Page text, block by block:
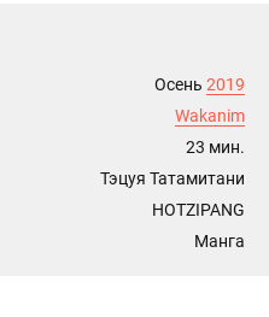
Осень 2019
Wakanim
23 мин.
Тэцуя Татамитани
HOTZIPANG
Манга